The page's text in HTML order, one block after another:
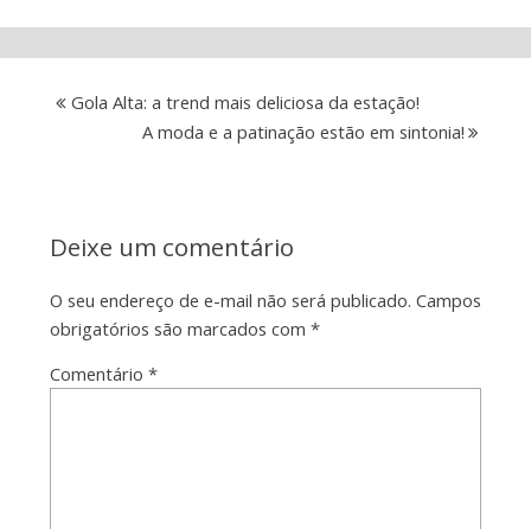
Gola Alta: a trend mais deliciosa da estação!
A moda e a patinação estão em sintonia!
Deixe um comentário
O seu endereço de e-mail não será publicado. Campos
obrigatórios são marcados com *
Comentário *